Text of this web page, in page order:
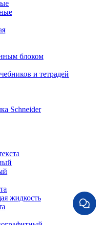
блоком
и тетрадей
Schneider
жидкость